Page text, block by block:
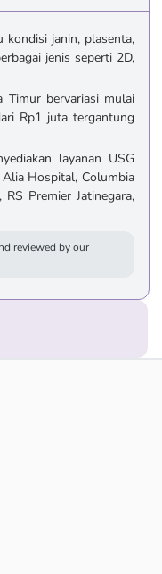
kondisi janin, plasenta,
jenis seperti 2D,
Timur bervariasi mulai
Rp1 juta tergantung
layanan USG
Hospital, Columbia
Premier Jatinegara,
reviewed by our